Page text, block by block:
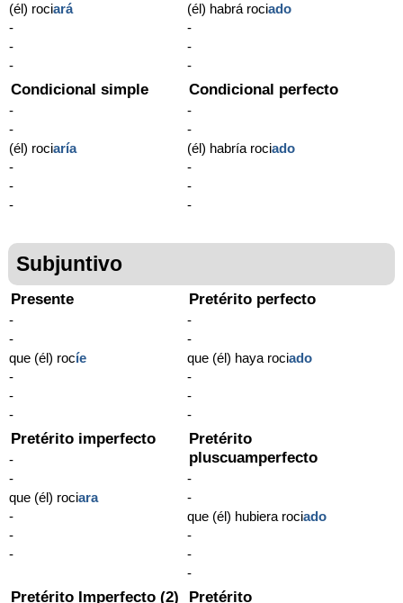
(él) rociará
-
-
-
(él) habrá rociado
-
-
-
Condicional simple
-
-
(él) rociaría
-
-
-
Condicional perfecto
-
-
(él) habría rociado
-
-
-
Subjuntivo
Presente
-
-
que (él) rocíe
-
-
-
Pretérito perfecto
-
-
que (él) haya rociado
-
-
-
Pretérito imperfecto
-
-
que (él) rociara
-
-
-
Pretérito
pluscuamperfecto
-
-
que (él) hubiera rociado
-
-
-
Pretérito Imperfecto (2) Pretérito